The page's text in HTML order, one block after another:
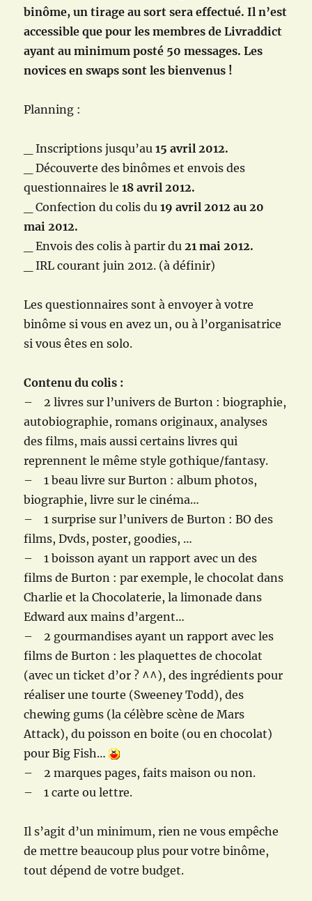
binôme, un tirage au sort sera effectué. Il n’est
accessible que pour les membres de Livraddict
ayant au minimum posté 50 messages. Les
novices en swaps sont les bienvenus !
Planning :
_ Inscriptions jusqu’au15 avril 2012.
_ Découverte des binômes et envois des
questionnaires le18 avril 2012.
_ Confection du colis du19 avril 2012 au 20
mai 2012.
_ Envois des colis à partir du 21 mai 2012.
_ IRL courant juin 2012. (à définir)
Les questionnaires sont à envoyer à votre
binôme si vous en avez un, ou à l’organisatrice
si vous êtes en solo.
Contenu du colis :
– 2 livres sur l’univers de Burton : biographie,
autobiographie, romans originaux, analyses
des films, mais aussi certains livres qui
reprennent le même style gothique/fantasy.
– 1 beau livre sur Burton : album photos,
biographie, livre sur le cinéma…
– 1 surprise sur l’univers de Burton : BO des
films, Dvds, poster, goodies, …
– 1 boisson ayant un rapport avec un des
films de Burton : par exemple, le chocolat dans
Charlie et la Chocolaterie, la limonade dans
Edward aux mains d’argent…
– 2 gourmandises ayant un rapport avec les
films de Burton : les plaquettes de chocolat
(avec un ticket d’or ? ^^), des ingrédients pour
réaliser une tourte (Sweeney Todd), des
chewing gums (la célèbre scène de Mars
Attack), du poisson en boite (ou en chocolat)
pour Big Fish…
– 2 marques pages, faits maison ou non.
– 1 carte ou lettre.
Il s’agit d’un minimum, rien ne vous empêche
de mettre beaucoup plus pour votre binôme,
tout dépend de votre budget.